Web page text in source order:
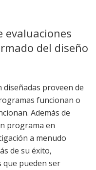
evaluaciones
del diseño
diseñadas proveen de
funcionan o
Además de
programa en
a menudo
de su éxito,
que pueden ser